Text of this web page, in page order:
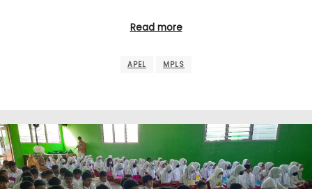
Read more
APEL MPLS